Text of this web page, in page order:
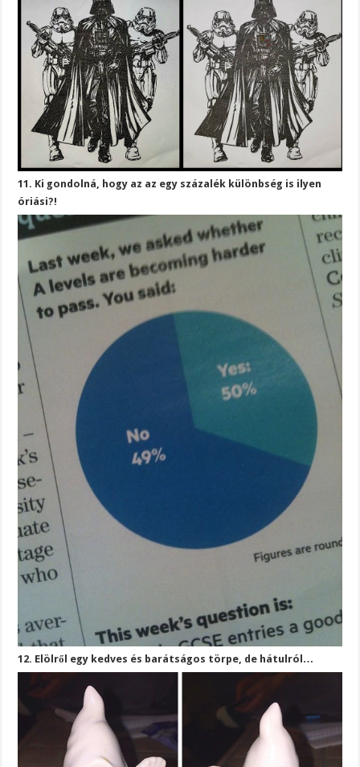
11. Ki gondolná, hogy az az egy százalék különbség is ilyen
óriási?!
12. Elölről egy kedves és barátságos törpe, de hátulról…